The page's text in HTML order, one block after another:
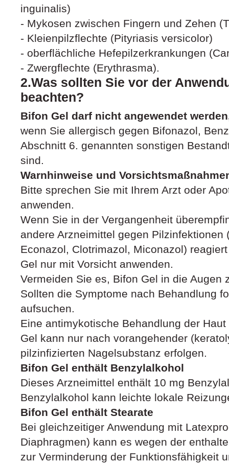
inguinalis)
- Mykosen zwischen Fingern und Zehen
- Kleienpilzflechte (Pityriasis versicolor)
- oberflächliche Hefepilzerkrankungen
- Zwergflechte (Erythrasma).
2.Was sollten Sie vor der
beachten?
Bifon Gel darf nicht angewendet
wenn Sie allergisch gegen Bifonazol,
Abschnitt 6. genannten sonstigen
sind.
Warnhinweise und
Bitte sprechen Sie mit Ihrem Arzt oder
anwenden.
Wenn Sie in der Vergangenheit
andere Arzneimittel gegen Pilzinfektionen
Econazol, Clotrimazol, Miconazol)
Gel nur mit Vorsicht anwenden.
Vermeiden Sie es, Bifon Gel in die Augen
Sollten die Symptome nach Behandlung
aufsuchen.
Eine antimykotische Behandlung der
Gel kann nur nach vorangehender
pilzinfizierten Nagelsubstanz erfolgen.
Bifon Gel enthält Benzylalkohol
Dieses Arzneimittel enthält 10 mg
Benzylalkohol kann leichte lokale
Bifon Gel enthält Stearate
Bei gleichzeitiger Anwendung mit
Diaphragmen) kann es wegen der
zur Verminderung der Funktionsfähigkeit